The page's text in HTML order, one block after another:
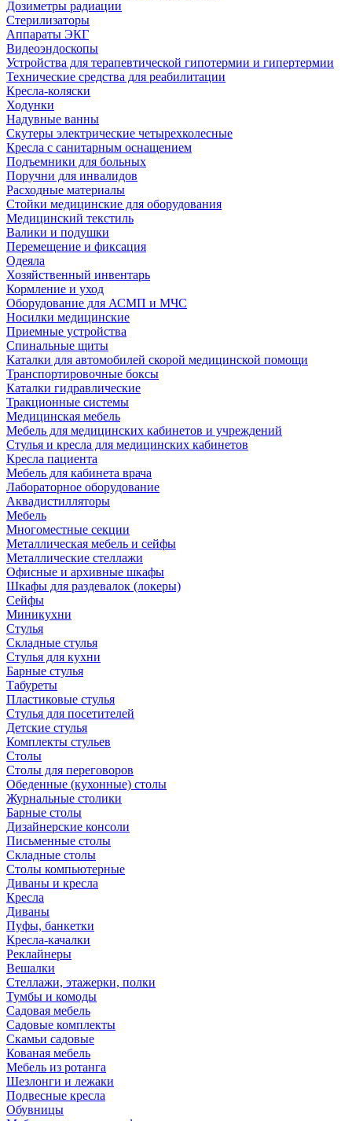
Дозиметры радиации
Стерилизаторы
Аппараты ЭКГ
Видеоэндоскопы
Устройства для терапевтической гипотермии и гипертермии
Технические средства для реабилитации
Кресла-коляски
Ходунки
Надувные ванны
Скутеры электрические четырехколесные
Кресла с санитарным оснащением
Подъемники для больных
Поручни для инвалидов
Расходные материалы
Стойки медицинские для оборудования
Медицинский текстиль
Валики и подушки
Перемещение и фиксация
Одеяла
Хозяйственный инвентарь
Кормление и уход
Оборудование для АСМП и МЧС
Носилки медицинские
Приемные устройства
Спинальные щиты
Каталки для автомобилей скорой медицинской помощи
Транспортировочные боксы
Каталки гидравлические
Тракционные системы
Медицинская мебель
Мебель для медицинских кабинетов и учреждений
Стулья и кресла для медицинских кабинетов
Кресла пациента
Мебель для кабинета врача
Лабораторное оборудование
Аквадистилляторы
Мебель
Многоместные секции
Металлическая мебель и сейфы
Металлические стеллажи
Офисные и архивные шкафы
Шкафы для раздевалок (локеры)
Сейфы
Миникухни
Стулья
Складные стулья
Стулья для кухни
Барные стулья
Табуреты
Пластиковые стулья
Стулья для посетителей
Детские стулья
Комплекты стульев
Столы
Столы для переговоров
Обеденные (кухонные) столы
Журнальные столики
Барные столы
Дизайнерские консоли
Письменные столы
Складные столы
Столы компьютерные
Диваны и кресла
Кресла
Диваны
Пуфы, банкетки
Кресла-качалки
Реклайнеры
Вешалки
Стеллажи, этажерки, полки
Тумбы и комоды
Садовая мебель
Садовые комплекты
Скамьи садовые
Кованая мебель
Мебель из ротанга
Шезлонги и лежаки
Подвесные кресла
Обувницы